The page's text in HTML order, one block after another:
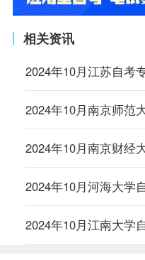
相关资讯
2024年10月江苏自考
2024年10月南京师范
2024年10月南京财经
2024年10月河海大学
2024年10月江南大学